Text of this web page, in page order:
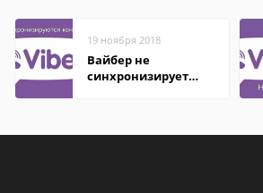
19 ноября 2018
Вайбер не
синхронизирует